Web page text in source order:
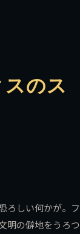
のス
ろしい何かが。
明の僻地をうろ